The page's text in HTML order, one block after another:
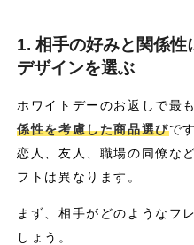
1. 相手の好みと関係性
デザインを選ぶ
ホワイトデーのお返しで最
係性を考慮した商品選びで
恋人、友人、職場の同僚な
フトは異なります。
まず、相手がどのようなフ
しょう。